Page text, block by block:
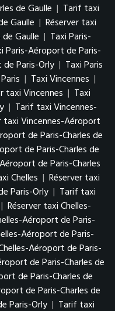
de Gaulle | Tarif taxi
Gaulle | Réserver taxi
Gaulle | Taxi Paris-
Paris-Aéroport de Paris-
Paris-Orly | Taxi Paris
| Taxi Vincennes |
taxi Vincennes | Taxi
| Tarif taxi Vincennes-
taxi Vincennes-Aéroport
de Paris-Charles de
de Paris-Charles de
de Paris-Charles
Chelles | Réserver taxi
Paris-Orly | Tarif taxi
| Réserver taxi Chelles-
Aéroport de Paris-
Aéroport de Paris-
Aéroport de Paris-
de Paris-Charles de
de Paris-Charles de
de Paris-Charles de
Paris-Orly | Tarif taxi